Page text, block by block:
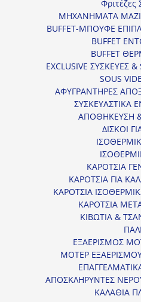
Φριτέζες
ΜΗΧΑΝΗΜΑΤΑ
BUFFET-ΜΠΟΥΦΕ
BUFFET
BUFFET
EXCLUSIVE ΣΥΣΚΕΥΕΣ &
SOUS
ΑΦΥΓΡΑΝΤΗΡΕΣ
ΣΥΣΚΕΥΑΣΤΙΚΑ
ΑΠΟΘΗΚΕΥΣΗ
ΔΙΣΚΟΙ
ΚΑΡΟΤΣΙΑ
ΚΑΡΟΤΣΙΑ ΓΙΑ
ΚΑΡΟΤΣΙΑ
ΚΑΡΟΤΣΙΑ
ΚΙΒΩΤΙΑ &
ΕΞΑΕΡΙΣΜΟΣ
ΜΟΤΕΡ
ΑΠΟΣΚΛΗΡΥΝΤΕΣ
ΚΑΛΑΘΙΑ